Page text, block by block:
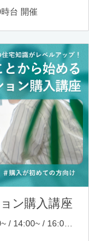
台 開催
ン購入講座